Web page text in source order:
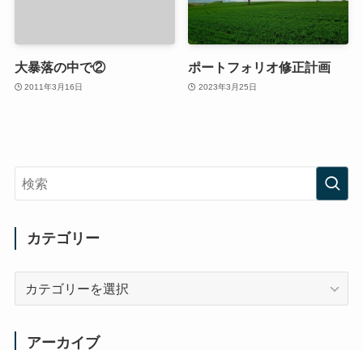
大暴落の中で②
2011年3月16日
ポートフォリオ修正計画
2023年3月25日
カテゴリー
アーカイブ